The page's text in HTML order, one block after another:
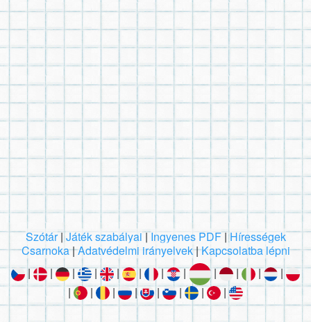
Szótár|Játék szabályai|Ingyenes PDF|Hírességek
Csarnoka|Adatvédelmi irányelvek|Kapcsolatba lépni
|
| | | | | | | | | |
|
|
| | | | | | |